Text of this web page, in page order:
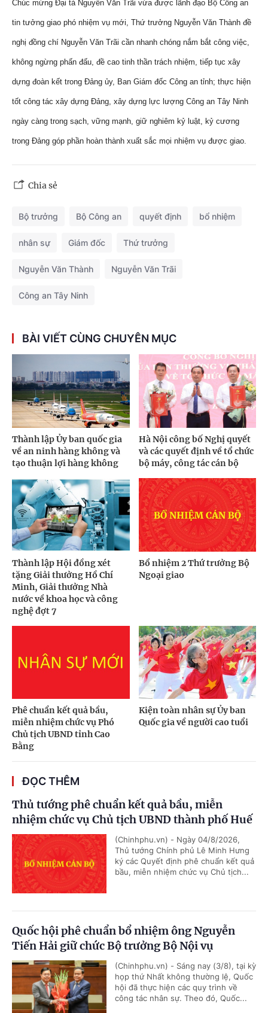
Chúc mừng Đại tá Nguyễn Văn Trãi vừa được lãnh đạo Bộ Công an
tin tưởng giao phó nhiệm vụ mới, Thứ trưởng Nguyễn Văn Thành đề
nghị đồng chí Nguyễn Văn Trãi cần nhanh chóng nắm bắt công việc,
không ngừng phấn đấu, đề cao tinh thần trách nhiệm, tiếp tục xây
dựng đoàn kết trong Đảng ủy, Ban Giám đốc Công an tỉnh; thực hiện
tốt công tác xây dựng Đảng, xây dựng lực lượng Công an Tây Ninh
ngày càng trong sạch, vững mạnh, giữ nghiêm kỷ luật, kỷ cương
trong Đảng góp phần hoàn thành xuất sắc mọi nhiệm vụ được giao.
Chia sẻ
Bộ trưởng Bộ Công an quyết định bổ nhiệm
nhân sự Giám đốc Thứ trưởng
Nguyễn Văn Thành Nguyễn Văn Trãi
Công an Tây Ninh
BÀI VIẾT CÙNG CHUYÊN MỤC
Thành lập Ủy ban quốc gia
về an ninh hàng không và
tạo thuận lợi hàng không
Hà Nội công bố Nghị quyết
và các quyết định về tổ chức
bộ máy, công tác cán bộ
Thành lập Hội đồng xét
tặng Giải thưởng Hồ Chí
Minh, Giải thưởng Nhà
nước về khoa học và công
nghệ đợt 7
Bổ nhiệm 2 Thứ trưởng Bộ
Ngoại giao
Phê chuẩn kết quả bầu,
miễn nhiệm chức vụ Phó
Chủ tịch UBND tỉnh Cao
Bằng
Kiện toàn nhân sự Ủy ban
Quốc gia về người cao tuổi
ĐỌC THÊM
Thủ tướng phê chuẩn kết quả bầu, miễn
nhiệm chức vụ Chủ tịch UBND thành phố Huế
(Chinhphu.vn) - Ngày 04/8/2026,
Thủ tướng Chính phủ Lê Minh Hưng
ký các Quyết định phê chuẩn kết quả
bầu, miễn nhiệm chức vụ Chủ tịch...
Quốc hội phê chuẩn bổ nhiệm ông Nguyễn
Tiến Hải giữ chức Bộ trưởng Bộ Nội vụ
(Chinhphu.vn) - Sáng nay (3/8), tại kỳ
họp thứ Nhất không thường lệ, Quốc
hội đã thực hiện các quy trình về
công tác nhân sự. Theo đó, Quốc...